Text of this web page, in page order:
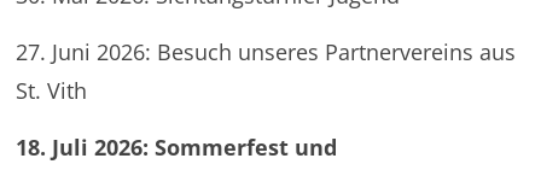
27. Juni 2026: Besuch unseres Partnervereins aus
St. Vith
18. Juli 2026: Sommerfest und